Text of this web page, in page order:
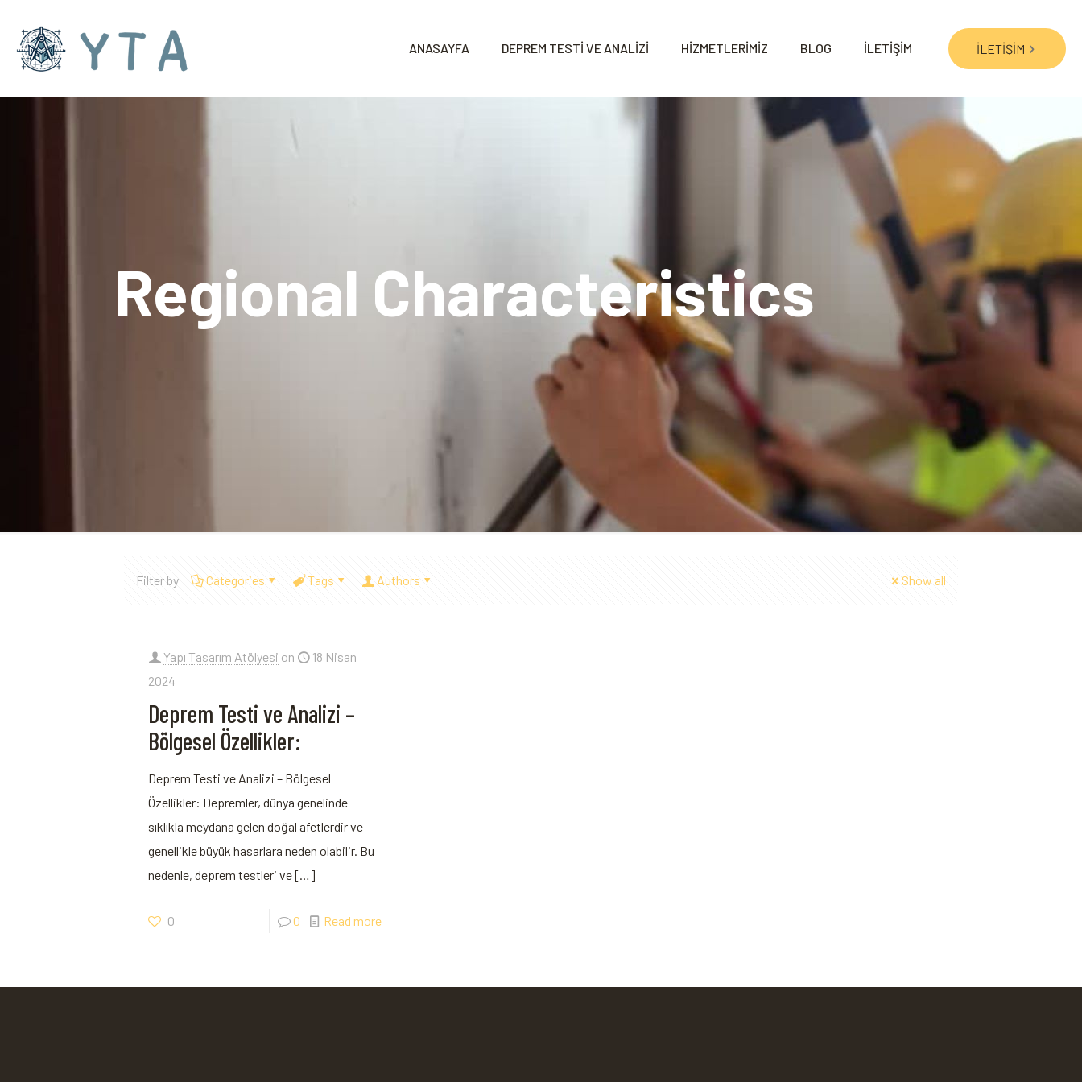
ANASAYFA DEPREM TESTİ VE ANALİZİ HİZMETLERİMİZ BLOG İLETİŞİM İLETİŞİM
Regional Characteristics
Filter by Categories Tags Authors Show all
Yapı Tasarım Atölyesi on
18 Nisan
2024
Deprem Testi ve Analizi –
Bölgesel Özellikler:
Deprem Testi ve Analizi – Bölgesel
Özellikler: Depremler, dünya genelinde
sıklıkla meydana gelen doğal afetlerdir ve
genellikle büyük hasarlara neden olabilir. Bu
nedenle, deprem testleri ve[…]
0 0 Read more